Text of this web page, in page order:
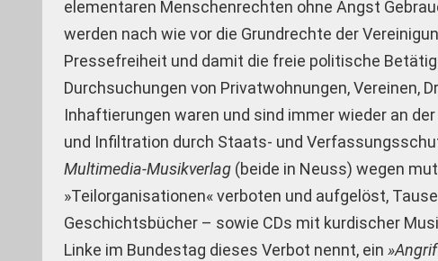
elementaren Menschenrechten ohne Angst
werden nach wie vor die Grundrechte der
Pressefreiheit und damit die freie politische
Durchsuchungen von Privatwohnungen, Vereinen,
Inhaftierungen waren und sind immer wieder an
und Infiltration durch Staats- und
Multimedia-Musikverlag (beide in Neuss) wegen
»Teilorganisationen« verboten und aufgelöst,
Geschichtsbücher – sowie CDs mit kurdischer
Linke im Bundestag dieses Verbot nennt, ein